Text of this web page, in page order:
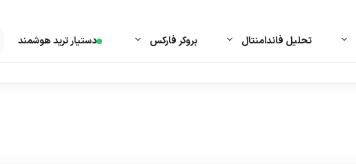
تحلیل فاندامنتال بروکر فارکس دستیار ترید هوشمند